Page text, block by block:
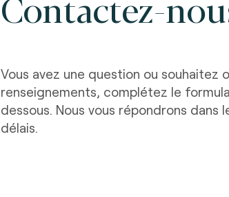
Vous avez une question ou souhaitez
renseignements, complétez le
dessous. Nous vous répondrons dans
délais.